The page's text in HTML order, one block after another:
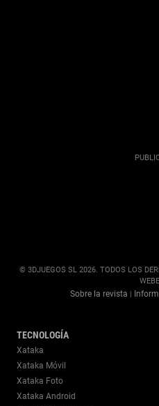
© 3DJUEGOS SL 2026. TODOS LOS
Sobre la revista
TECNOLOGÍA
Xataka
Xataka Móvil
Xataka Foto
Xataka Android